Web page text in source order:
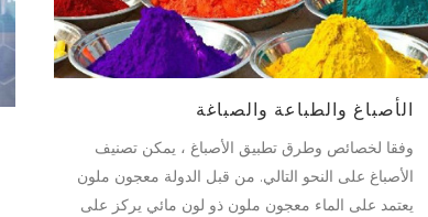
الأصباغ والطباعة والصباغة
وفقا لخصائص وطرق تطبيق الأصباغ ، يمكن تصنيف
الأصباغ على النحو التالي. من قبل الدولة معجون ملون
يعتمد على الماء معجون ملون ذو لون مائي يركز على